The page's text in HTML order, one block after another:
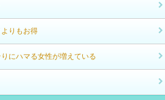
りもお得
にハマる女性が増えている